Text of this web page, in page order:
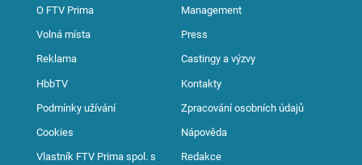
O FTV Prima Management
Volná místa Press
Reklama Castingy a výzvy
HbbTV Kontakty
Podmínky užívání Zpracování osobních údajů
Cookies Nápověda
Vlastník FTV Prima spol. s Redakce